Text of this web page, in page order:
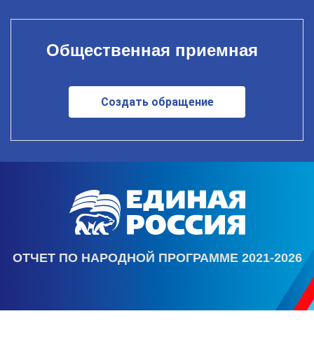
Общественная приемная
Создать обращение
ОТЧЕТ ПО НАРОДНОЙ ПРОГРАММЕ 2021-2026